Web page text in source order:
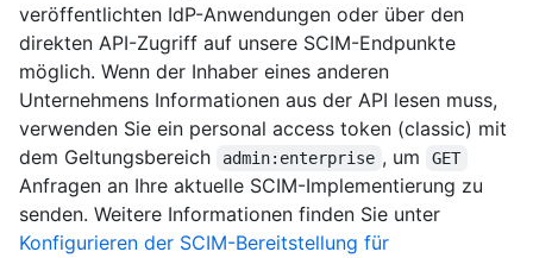
veröffentlichten IdP-Anwendungen oder über den
direkten API-Zugriff auf unsere SCIM-Endpunkte
möglich. Wenn der Inhaber eines anderen
Unternehmens Informationen aus der API lesen muss,
verwenden Sie ein personal access token (classic) mit
dem Geltungsbereich
admin:enterprise , um GET
Anfragen an Ihre aktuelle SCIM-Implementierung zu
senden. Weitere Informationen finden Sie unter
Konfigurieren der SCIM-Bereitstellung für